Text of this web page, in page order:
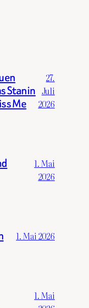
Stanin
Me
27.
Juli
2026
1. Mai
2026
1. Mai 2026
1. Mai